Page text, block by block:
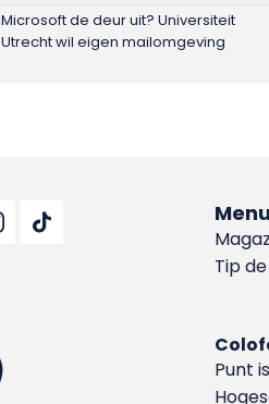
Microsoft de deur uit? Universiteit
Utrecht wil eigen mailomgeving
Menu
Tip
Punt